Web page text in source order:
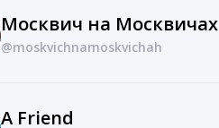
Москвич на Москвичах
@moskvichnamoskvichah
A Friend